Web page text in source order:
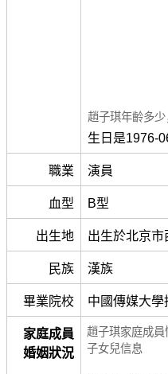
趙子琪年齡多少
生日是1976-
職業 演員
血型 B型
出生地 出生於北京
民族 漢族
畢業院校 中國傳媒大
家庭成員
婚姻狀況
趙子琪家庭成
子女兒信息